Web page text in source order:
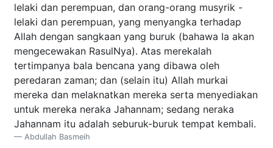
lelaki dan perempuan, dan orang-orang musyrik -
lelaki dan perempuan, yang menyangka terhadap
Allah dengan sangkaan yang buruk (bahawa Ia akan
mengecewakan RasulNya). Atas merekalah
tertimpanya bala bencana yang dibawa oleh
peredaran zaman; dan (selain itu) Allah murkai
mereka dan melaknatkan mereka serta menyediakan
untuk mereka neraka Jahannam; sedang neraka
Jahannam itu adalah seburuk-buruk tempat kembali.
Abdullah Basmeih